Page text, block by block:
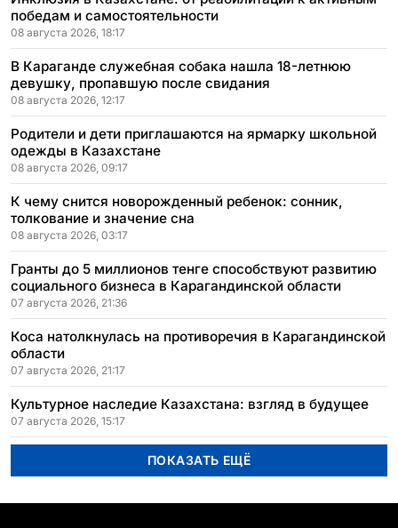
победам и самостоятельности
08 августа 2026, 18:17
В Караганде служебная собака нашла 18-летнюю
девушку, пропавшую после свидания
08 августа 2026, 12:17
Родители и дети приглашаются на ярмарку школьной
одежды в Казахстане
08 августа 2026, 09:17
К чему снится новорожденный ребенок: сонник,
толкование и значение сна
08 августа 2026, 03:17
Гранты до 5 миллионов тенге способствуют развитию
социального бизнеса в Карагандинской области
07 августа 2026, 21:36
Коса натолкнулась на противоречия в Карагандинской
области
07 августа 2026, 21:17
Культурное наследие Казахстана: взгляд в будущее
07 августа 2026, 15:17
ПОКАЗАТЬ ЕЩЁ